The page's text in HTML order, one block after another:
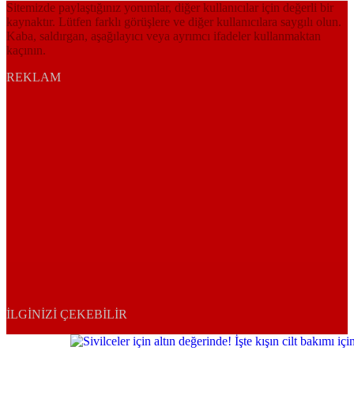
Sitemizde paylaştığınız yorumlar, diğer kullanıcılar için değerli bir
kaynaktır. Lütfen farklı görüşlere ve diğer kullanıcılara saygılı olun.
Kaba, saldırgan, aşağılayıcı veya ayrımcı ifadeler kullanmaktan
kaçının.
REKLAM
İLGINIZI ÇEKEBILIR